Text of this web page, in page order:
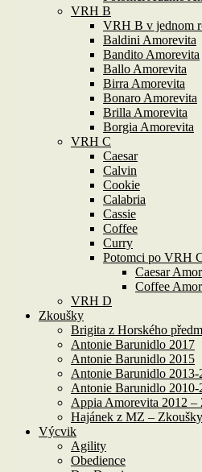
VRH B
VRH B v jednom
Baldini Amorevita
Bandito Amorevita
Ballo Amorevita
Birra Amorevita
Bonaro Amorevita
Brilla Amorevita
Borgia Amorevita
VRH C
Caesar
Calvin
Cookie
Calabria
Cassie
Coffee
Curry
Potomci po VRH
Caesar
Coffee
VRH D
Zkoušky
Brigita z Horského
Antonie Barunidlo 2017
Antonie Barunidlo 2015
Antonie Barunidlo 2013-
Antonie Barunidlo 2010-
Appia Amorevita 2012 –
Hajánek z MZ – Zkoušky
Výcvik
Agility
Obedience